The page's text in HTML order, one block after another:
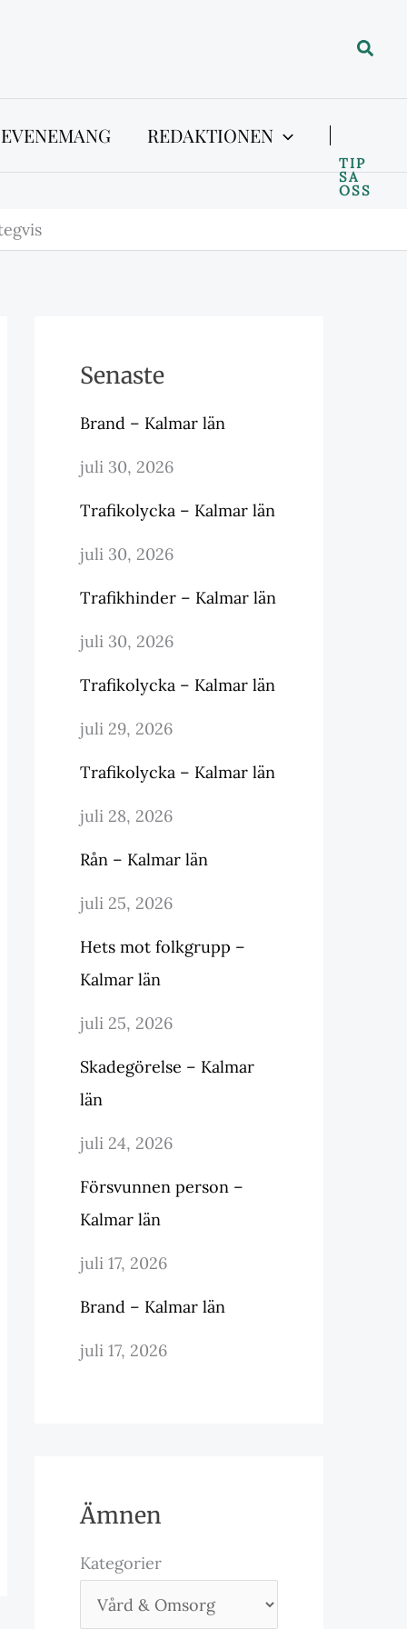
Sök
REDAKTIONEN
TIP
SA
OSS
Senaste
Brand – Kalmar län
juli 30, 2026
Trafikolycka – Kalmar län
juli 30, 2026
Trafikhinder – Kalmar län
juli 30, 2026
Trafikolycka – Kalmar län
juli 29, 2026
Trafikolycka – Kalmar län
juli 28, 2026
Rån – Kalmar län
juli 25, 2026
Hets mot folkgrupp –
Kalmar län
juli 25, 2026
Skadegörelse – Kalmar
län
juli 24, 2026
Försvunnen person –
Kalmar län
juli 17, 2026
Brand – Kalmar län
juli 17, 2026
Ämnen
Kategorier